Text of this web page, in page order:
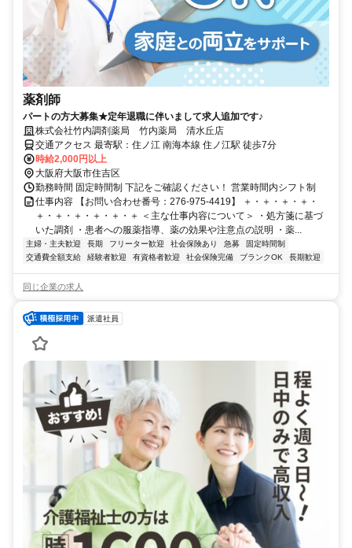
薬剤師
パートの方大募集★定年退職に伴いまして求人追加です♪
株式会社竹内調剤薬局 竹内薬局 清水丘店
交通アクセス 最寄駅：住ノ江 南海本線 住ノ江駅 徒歩7分
時給2,000円以上
大阪府大阪市住吉区
勤務時間 固定時間制 下記をご確認ください！ 営業時間内シフト制
仕事内容 【お問い合わせ番号：276-975-4419】 ＋・＋・＋・＋・
＋・＋・＋・＋・＋・＋ ＜主な仕事内容について＞ ・処方箋に基づ
いた調剤 ・患者への服薬指導、薬の効果や注意点の説明 ・薬...
主婦・主夫歓迎 長期 フリーター歓迎 社会保険あり 急募
固定時間制
交通費全額支給
経験者歓迎 有資格者歓迎 社会保険完備 ブランクOK 長期歓迎
同じ企業の求人
派遣社員